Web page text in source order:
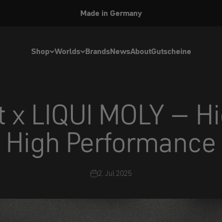
Made in Germany
Shop Worlds BrandsNewsAboutGutscheine
LIQUI MOLY –
High Performance
2. Jul 2025